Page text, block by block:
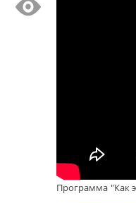
Программа "Как